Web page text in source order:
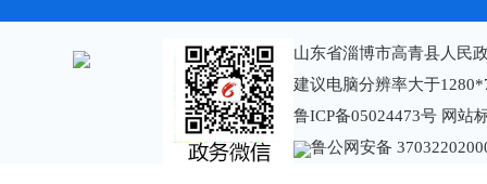
山东省淄博市高青县人民
建议电脑分辨率大于
鲁ICP备05024473号 网站
鲁公网安备